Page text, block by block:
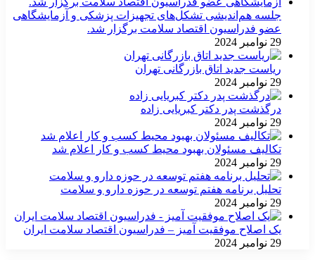
جلسه هم‌اندیشی تشکل‌های تجهیزات پزشکی و آزمایشگاهی
عضو فدراسیون اقتصاد سلامت برگزار شد.
29 نوامبر 2024
ریاست جدید اتاق بازرگانی تهران
29 نوامبر 2024
درگذشت پدر دکتر کبریایی زاده
29 نوامبر 2024
تکالیف مسئولان بهبود محیط کسب و کار اعلام شد
29 نوامبر 2024
تحلیل برنامه هفتم توسعه در حوزه دارو و سلامت
29 نوامبر 2024
یک اصلاح موفقیت آمیز – فدراسیون اقتصاد سلامت ایران
29 نوامبر 2024